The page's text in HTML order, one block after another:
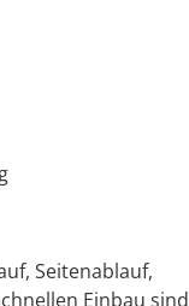
Seitenablauf,
Einbau sind